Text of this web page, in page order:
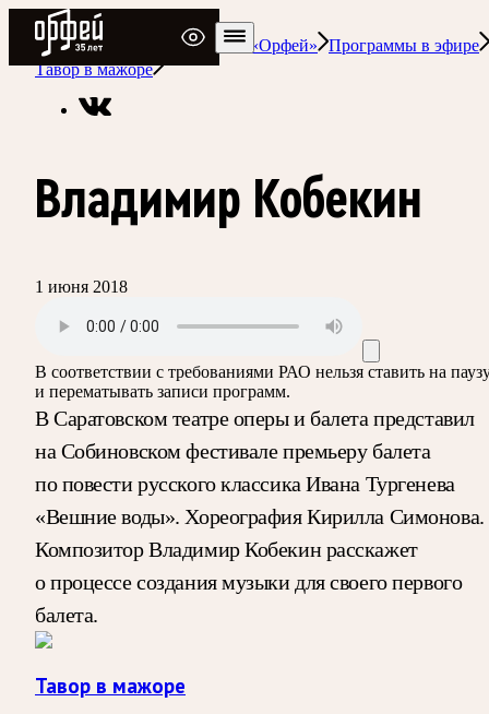
Радио Орфей
Радио классической музыки «Орфей»
Программы в эфире
Тавор в мажоре
Владимир Кобекин
1 июня 2018
В соответствии с требованиями РАО нельзя ставить на
и перематывать записи программ.
В Саратовском театре оперы и балета представил
на Собиновском фестивале премьеру балета
по повести русского классика Ивана Тургенева
«Вешние воды». Хореография Кирилла Симонова.
Композитор Владимир Кобекин расскажет
о процессе создания музыки для своего первого
балета.
Тавор в мажоре